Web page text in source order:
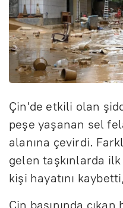
Çin'de etkili olan
peşe yaşanan sel
alanına çevirdi.
gelen taşkınlarda
kişi hayatını
Çin basınında